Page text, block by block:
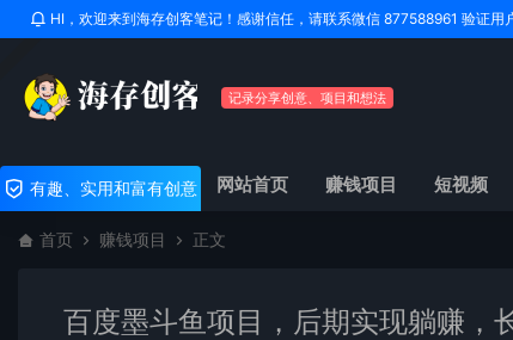
HI，欢迎来到海存创客笔记！感谢信任，请联系微信 877588961 验证用
记录分享创意、项目和想法
有趣、实用和富有创意 网站首页 赚钱项目 短视频
首页 赚钱项目 正文
百度墨斗鱼项目，后期实现躺赚，